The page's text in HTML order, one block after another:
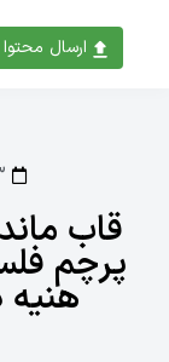
ارسال محتوا
قاب
پرچم
هنیه